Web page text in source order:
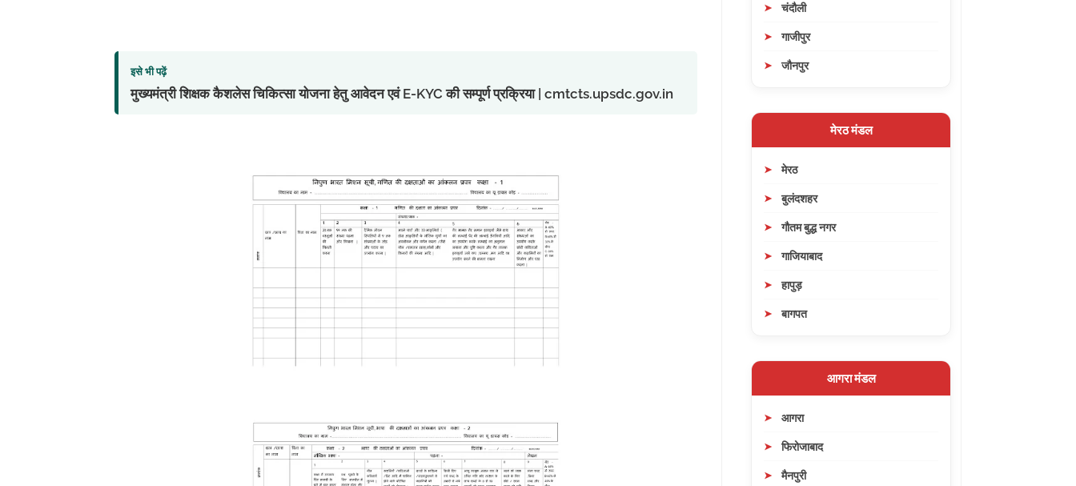
इसे भी पढ़ें
मुख्यमंत्री शिक्षक कैशलेस चिकित्सा योजना हेतु आवेदन एवं E-KYC की सम्पूर्ण प्रक्रिया | cmtcts.upsdc.gov.in
चंदौली
गाजीपुर
जौनपुर
मेरठ मंडल
मेरठ
बुलंदशहर
गौतम बुद्ध नगर
गाजियाबाद
हापुड़
बागपत
आगरा मंडल
आगरा
फिरोजाबाद
मैनपुरी